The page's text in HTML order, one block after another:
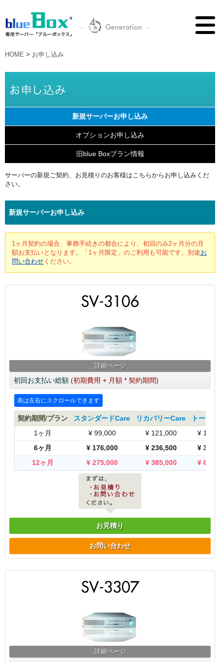
HOME > お申し込み
新規サーバーお申し込み
オプションお申し込み
旧blue Boxプラン情報
サーバーの新規ご契約、お見積りのお客様はこちらからお申し込みくだ
さい。
新規サーバーお申し込み
1ヶ月契約の場合、事務手続きの都合により、初回のみ2ヶ月分の月
額お支払いとなります。「1ヶ月限定」のご利用も可能です。別途お
問い合わせ ください。
詳細ページ
初回お支払い総額 (初期費用 + 月額 * 契約期間)
契約期間/プラン スタンダードCare リカバリーCare
トータ
1ヶ月
¥99,000 ¥121,000 ¥
6ヶ月
¥176,000 ¥236,500 ¥
12ヶ月
¥275,000 ¥385,000 ¥
お見積り
お問い合わせ
詳細ページ